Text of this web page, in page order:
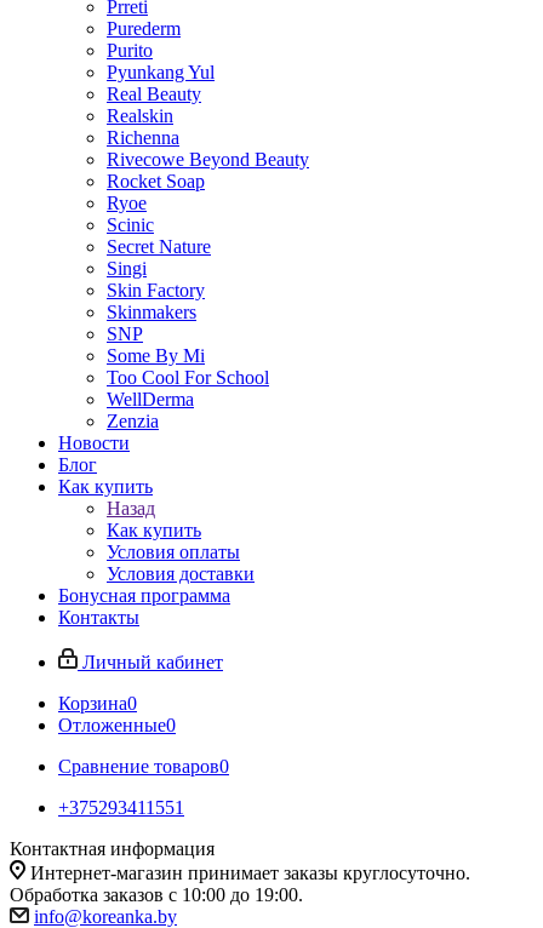
Prreti
Purederm
Purito
Pyunkang Yul
Real Beauty
Realskin
Richenna
Rivecowe Beyond Beauty
Rocket Soap
Ryoe
Scinic
Secret Nature
Singi
Skin Factory
Skinmakers
SNP
Some By Mi
Too Cool For School
WellDerma
Zenzia
Новости
Блог
Как купить
Назад
Как купить
Условия оплаты
Условия доставки
Бонусная программа
Контакты
Личный кабинет
Корзина0
Отложенные0
Сравнение товаров0
+375293411551
Контактная информация
Интернет-магазин принимает заказы круглосуточно.
Обработка заказов с 10:00 до 19:00.
info@koreanka.by